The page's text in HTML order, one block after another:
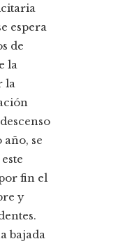
espera
de
la
la
se
fin el
y
bajada